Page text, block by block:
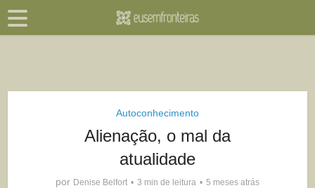
Autoconhecimento
Alienação, o mal da
atualidade
por Denise Belfort 3 min de leitura 5 meses atrás